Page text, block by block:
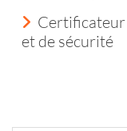
et de sécurité